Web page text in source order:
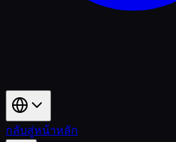
กลับสู่หน้าหลัก